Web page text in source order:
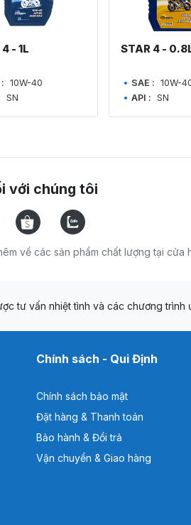
- 1L
10W-40
SN
STAR 4 -
SAE : 10W-
API : SN
với chúng tôi
về các sản phẩm chất lượng tại cửa
tư vấn nhiệt tình và các chương trình
Chính sách - Qui Định
Chính sách bảo mật
Đặt hàng & Thanh toán
Bảo hành & Đổi trả
Vận chuyển & Giao hàng